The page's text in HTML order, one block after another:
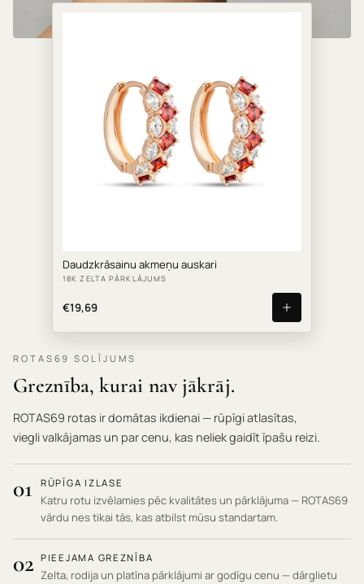
Daudzkrāsainu akmeņu auskari
18K ZELTA PĀRKLĀJUMS
€19,69
ROTAS69 SOLĪJUMS
Greznība, kurai nav jākrāj.
ROTAS69 rotas ir domātas ikdienai — rūpīgi atlasītas,
viegli valkājamas un par cenu, kas neliek gaidīt īpašu reizi.
01 RŪPĪGA IZLASE
Katru rotu izvēlamies pēc kvalitātes un pārklājuma — ROTAS69
vārdu nes tikai tās, kas atbilst mūsu standartam.
02 PIEEJAMA GREZNĪBA
Zelta, rodija un platīna pārklājumi ar godīgu cenu — dārglietu